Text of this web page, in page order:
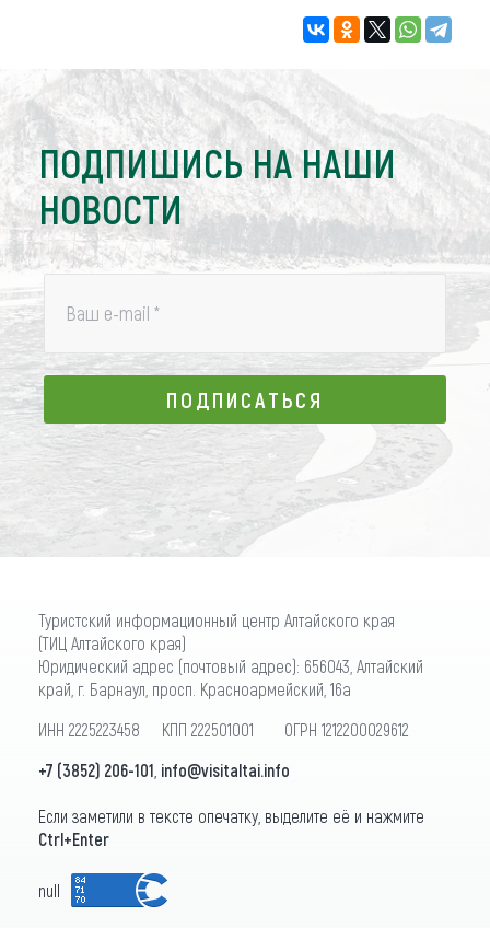
ПОДПИШИСЬ НА НАШИ
НОВОСТИ
Ваш e-mail *
ПОДПИСАТЬСЯ
ПОДПИСАТЬСЯ
Туристский информационный центр Алтайского края
(ТИЦ Алтайского края)
Юридический адрес (почтовый адрес): 656043, Алтайский
край, г. Барнаул, просп. Красноармейский, 16а
ИНН 2225223458 КПП 222501001 ОГРН 1212200029612
+7 (3852) 206-101 info@visitaltai.info
Если заметили в тексте опечатку, выделите её и нажмите
Ctrl+Enter
null